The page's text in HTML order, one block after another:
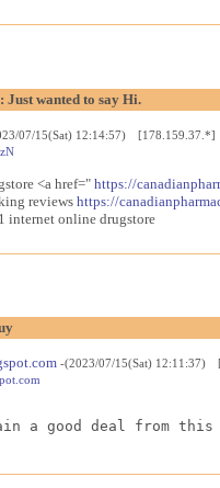
Just wanted to say Hi.
07/15(Sat) 12:14:57) [178.159.37.*]
<a href=" https://
reviews https://
internet online drugstore
-(2023/07/15(Sat) 12:11:37)
a good deal from this